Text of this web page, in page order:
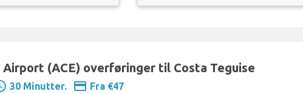
Airport (ACE) overføringer til Costa Teguise
30 Minutter. payment Fra €47